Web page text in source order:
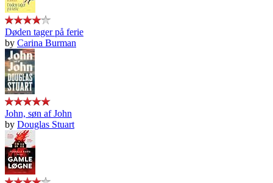
Døden tager på ferie
by Carina Burman
John, søn af John
by Douglas Stuart